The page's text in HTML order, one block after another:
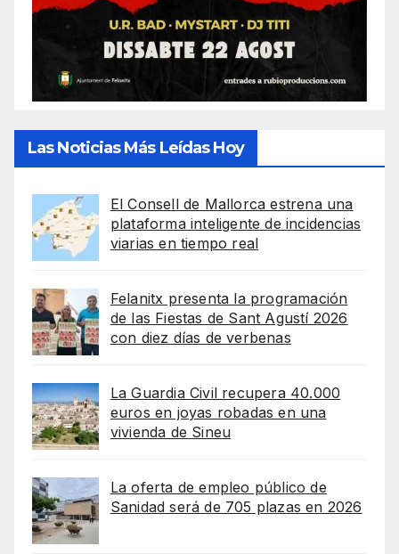
Las Noticias Más Leídas Hoy
El Consell de Mallorca estrena una
plataforma inteligente de incidencias
viarias en tiempo real
Felanitx presenta la programación
de las Fiestas de Sant Agustí 2026
con diez días de verbenas
La Guardia Civil recupera 40.000
euros en joyas robadas en una
vivienda de Sineu
La oferta de empleo público de
Sanidad será de 705 plazas en 2026